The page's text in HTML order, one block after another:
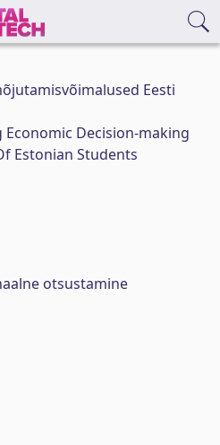
Eesti
Decision-making
Estonian Students
otsustamine